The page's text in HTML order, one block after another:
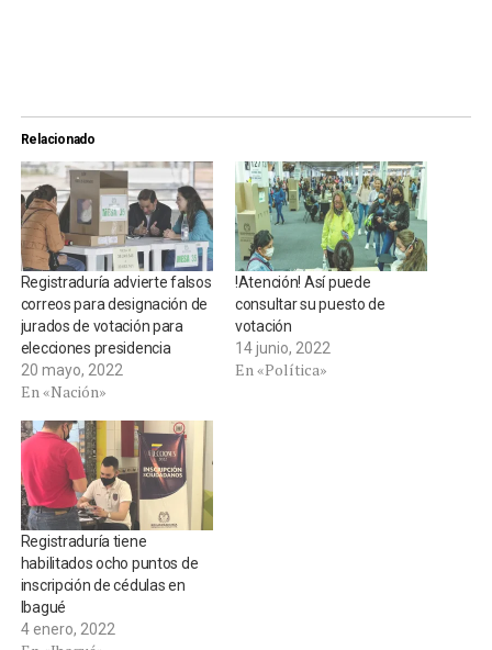
Relacionado
Registraduría advierte falsos
correos para designación de
jurados de votación para
elecciones presidencia
20 mayo, 2022
En «Nación»
!Atención! Así puede
consultar su puesto de
votación
14 junio, 2022
En «Política»
Registraduría tiene
habilitados ocho puntos de
inscripción de cédulas en
Ibagué
4 enero, 2022